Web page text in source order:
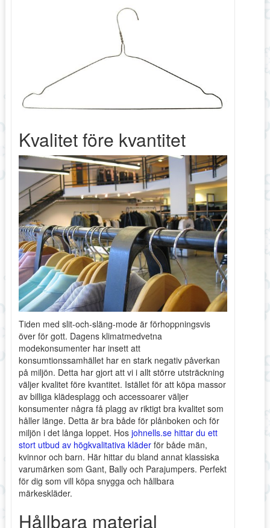
Kvalitet före kvantitet
Tiden med slit-och-släng-mode är förhoppningsvis
över för gott. Dagens klimatmedvetna
modekonsumenter har insett att
konsumtionssamhället har en stark negativ påverkan
på miljön. Detta har gjort att vi i allt större utsträckning
väljer kvalitet före kvantitet. Istället för att köpa massor
av billiga klädesplagg och accessoarer väljer
konsumenter några få plagg av riktigt bra kvalitet som
håller länge. Detta är bra både för plånboken och för
miljön i det långa loppet. Hosjohnells.se hittar du ett
stort utbud av högkvalitativa kläder för både män,
kvinnor och barn. Här hittar du bland annat klassiska
varumärken som Gant, Bally och Parajumpers. Perfekt
för dig som vill köpa snygga och hållbara
märkeskläder.
Hållbara material